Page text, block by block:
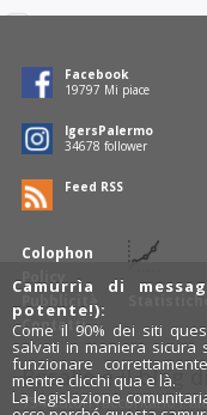
Colophon
Policy
Pubblicità
Contatti
Facebook
19797 Mi piace
IgersPalermo
34678 follower
Feed RSS
Rosalio è il blog
754 autoriraccontano
Camurrìa di
potente!):
Come il 90% dei siti
salvati in maniera sicura
funzionare
mentre clicchi qua e là.
La legislazione